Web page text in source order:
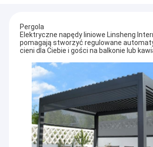
Pergola
Elektryczne napędy liniowe Linsheng
pomagają stworzyć regulowane
cieni dla Ciebie i gości na balkonie lub